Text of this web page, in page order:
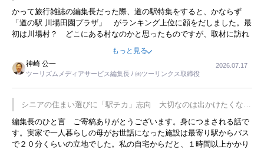
かって旅行雑誌の編集長だった際、道の駅特集をすると、かならず
「道の駅 川場田園プラザ」 がランキング上位に顔をだしました。最
初は川場村？ どこにある村なのかと思ったものですが、取材に訪れ
永井 彰一社長にインタビューしたら、興味深い話が次々が飛び出しま
した。プレゼンも巧みで、今でも思い出すことが２つあります。一つ
は、従業員に東京ディズニーランドを見学させ、サービス業、接客業
の何かを理解してもらっていることです。 もう一つは1800円もする
プレミアムヨーグルトを販売するにあたり、社内に懸念もあったそう
です。永井社長は、駐車場に都内ナンバーの高級外車が停まっている
ことに目をつけ、高級商品でも売れると確信したそうです。今回の記
事を懐かしく読みました。
もっと見る
神崎 公一
ツーリズムメディアサービス編集長 / ㈱ツーリンクス取締役
2026.07.17
シニアの住まい選びに「駅チカ」志向 大切なのは出かけたくなる
暮らし
編集長のひと言 ご寄稿ありがとうございます。身につまされる話で
す。実家で一人暮らしの母がお世話になった施設は最寄り駅からバス
で２０分くらいの立地でした。私の自宅からだと、１時間以上かかり